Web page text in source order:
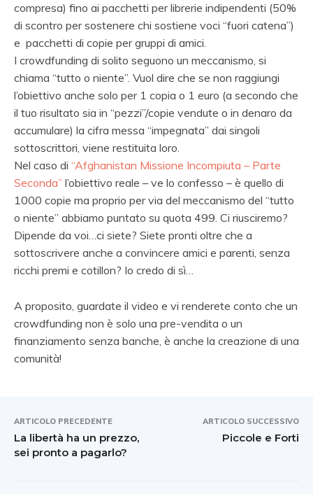
compresa) fino ai pacchetti per librerie indipendenti (50%
di scontro per sostenere chi sostiene voci “fuori catena”)
e pacchetti di copie per gruppi di amici.
I crowdfunding di solito seguono un meccanismo, si
chiama “tutto o niente”. Vuol dire che se non raggiungi
l’obiettivo anche solo per 1 copia o 1 euro (a secondo che
il tuo risultato sia in “pezzi”/copie vendute o in denaro da
accumulare) la cifra messa “impegnata” dai singoli
sottoscrittori, viene restituita loro.
Nel caso di “Afghanistan Missione Incompiuta – Parte
Seconda” l’obiettivo reale – ve lo confesso – è quello di
1000 copie ma proprio per via del meccanismo del “tutto
o niente” abbiamo puntato su quota 499. Ci riusciremo?
Dipende da voi…ci siete? Siete pronti oltre che a
sottoscrivere anche a convincere amici e parenti, senza
ricchi premi e cotillon? Io credo di sì…
A proposito, guardate il video e vi renderete conto che un
crowdfunding non è solo una pre-vendita o un
finanziamento senza banche, è anche la creazione di una
comunità!
ARTICOLO PRECEDENTE
La libertà ha un prezzo,
sei pronto a pagarlo?
ARTICOLO SUCCESSIVO
Piccole e Forti